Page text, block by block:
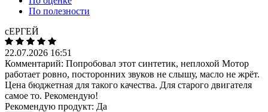
По полезности
сЕРГЕЙ
22.07.2026 16:51
Комментарий: Попробовал этот синтетик, неплохой Мотор
работает ровно, посторонних звуков не слышу, масло не жрёт.
Цена бюджетная для такого качества. Для старого двигателя
самое то. Рекомендую!
Рекомендую продукт: Да